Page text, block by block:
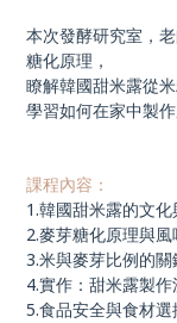
本次發酵研究室，
糖化原理，
瞭解韓國甜米露從
學習如何在家中製
課程內容：
1.韓國甜米露的文
2.麥芽糖化原理與
3.米與麥芽比例的
4.實作：甜米露製作
5.食品安全與食材選